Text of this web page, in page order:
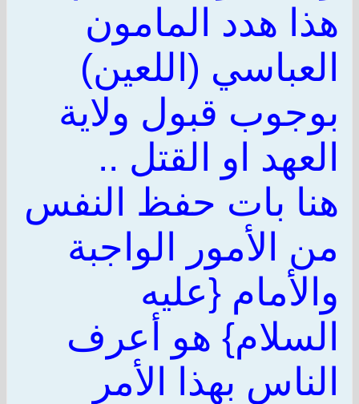
هذا هدد المامون
العباسي (اللعين)
بوجوب قبول ولاية
العهد او القتل ..
هنا بات حفظ النفس
من الأمور الواجبة
والأمام {عليه
السلام} هو أعرف
الناس بهذا الأمر